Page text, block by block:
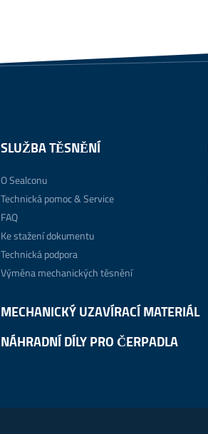
SLUŽBA TĚSNĚNÍ
O Sealconu
Technická pomoc & Service
FAQ
Ke stažení dokumentu
Technická podpora
Výměna mechanických těsnění
MECHANICKÝ UZAVÍRACÍ MATERIÁL
NÁHRADNÍ DÍLY PRO ČERPADLA